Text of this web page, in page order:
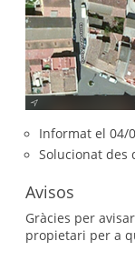
Informat el 04/
Solucionat des
Avisos
Gràcies per
propietari per a